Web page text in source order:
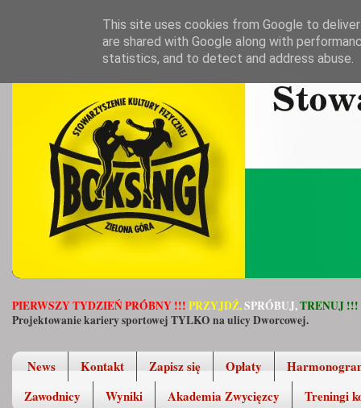
PIERWSZY TYDZIEŃ PRÓBNY !!! PRZYJDŹ,SPRÓBUJ,TRENUJ !!!
Projektowanie kariery sportowej TYLKO na ulicy Dworcowej.
News Kontakt Zapisz się Opłaty
Zawodnicy
Wyniki Akademia Zwycięzcy Treningi
This site uses cookies from Google to
are shared with Google along with
statistics, and to detect and address abuse.